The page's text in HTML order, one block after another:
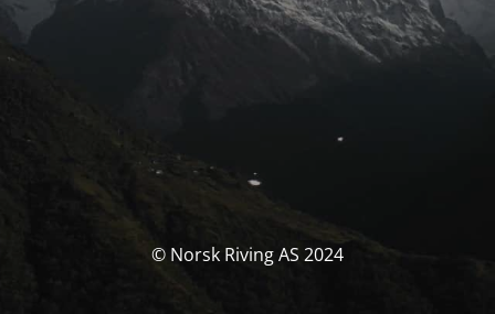
© Norsk Riving AS 2024